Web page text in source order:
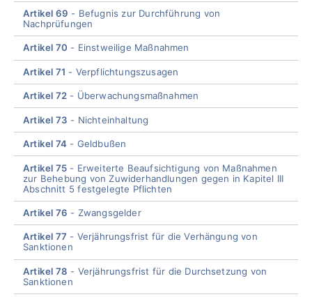
Artikel 69
Befugnis zur Durchführung von
Nachprüfungen
Artikel 70 Einstweilige Maßnahmen
Artikel 71 Verpflichtungszusagen
Artikel 72 Überwachungsmaßnahmen
Artikel 73 Nichteinhaltung
Artikel 74 Geldbußen
Artikel 75
Erweiterte Beaufsichtigung von Maßnahmen
zur Behebung von Zuwiderhandlungen gegen in Kapitel III
Abschnitt 5 festgelegte Pflichten
Artikel 76 Zwangsgelder
Artikel 77
Verjährungsfrist für die Verhängung von
Sanktionen
Artikel 78
Verjährungsfrist für die Durchsetzung von
Sanktionen